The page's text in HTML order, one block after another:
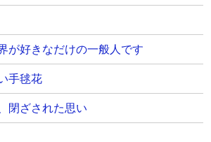
が好きなだけの一般人です
手毬花
閉ざされた思い